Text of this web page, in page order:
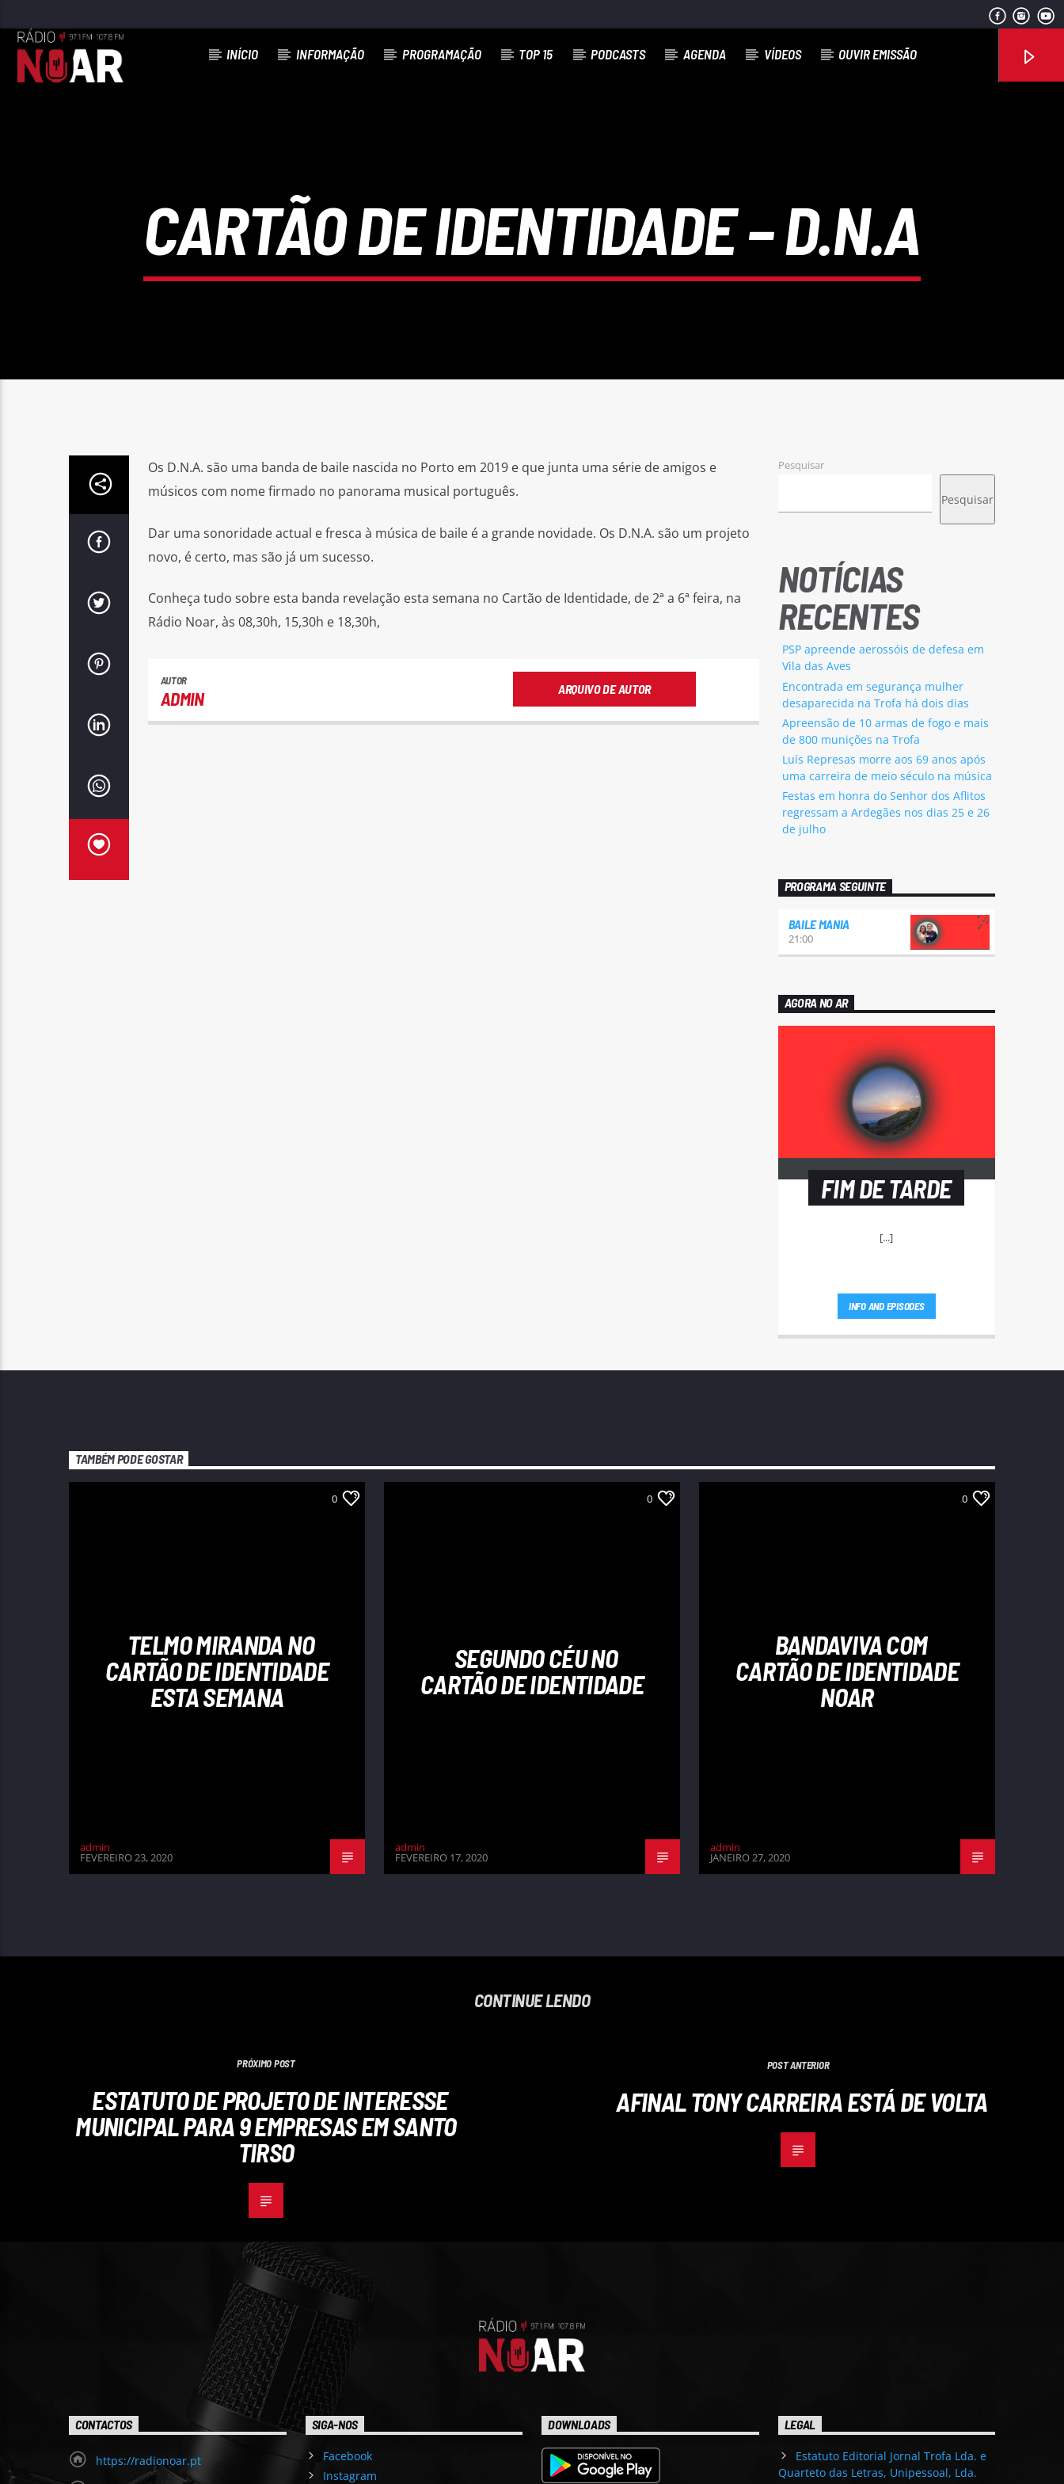
INÍCIO INFORMAÇÃO PROGRAMAÇÃO TOP 15 PODCASTS AGENDA VÍDEOS OUVIR EMISSÃO
CARTÃO DE IDENTIDADE – D.N.A
Os D.N.A. são uma banda de baile nascida no Porto em 2019 e que junta uma série de amigos e
músicos com nome firmado no panorama musical português.
Dar uma sonoridade actual e fresca à música de baile é a grande novidade. Os D.N.A. são um projeto
novo, é certo, mas são já um sucesso.
Conheça tudo sobre esta banda revelação esta semana no Cartão de Identidade, de 2ª a 6ª feira, na
Rádio Noar, às 08,30h, 15,30h e 18,30h,
AUTOR
ADMIN ARQUIVO DE AUTOR
Pesquisar
Pesquisar
NOTÍCIAS
RECENTES
PSP apreende aerossóis de defesa em
Vila das Aves
Encontrada em segurança mulher
desaparecida na Trofa há dois dias
Apreensão de 10 armas de fogo e mais
de 800 munições na Trofa
Luís Represas morre aos 69 anos após
uma carreira de meio século na música
Festas em honra do Senhor dos Aflitos
regressam a Ardegães nos dias 25 e 26
de julho
PROGRAMA SEGUINTE
BAILE MANIA
21:00
AGORA NO AR
FIM DE TARDE
[...]
INFO AND EPISODES
TAMBÉM PODE GOSTAR
0
TELMO MIRANDA NO
CARTÃO DE IDENTIDADE
ESTA SEMANA
admin
FEVEREIRO 23, 2020
0
SEGUNDO CÉU NO
CARTÃO DE IDENTIDADE
admin
FEVEREIRO 17, 2020
0
BANDAVIVA COM
CARTÃO DE IDENTIDADE
NOAR
admin
JANEIRO 27, 2020
CONTINUE LENDO
PRÓXIMO POST
ESTATUTO DE PROJETO DE INTERESSE
MUNICIPAL PARA 9 EMPRESAS EM SANTO
TIRSO
POST ANTERIOR
AFINAL TONY CARREIRA ESTÁ DE VOLTA
CONTACTOS
https://radionoar.pt
SIGA-NOS
Facebook
Instagram
DOWNLOADS LEGAL
Estatuto Editorial Jornal Trofa Lda. e
Quarteto das Letras, Unipessoal, Lda.